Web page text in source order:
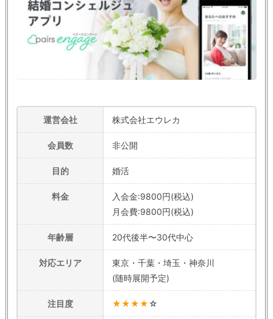
運営会社 株式会社エウレカ
会員数 非公開
目的 婚活
料金
入会金:9800円(税込)
月会費:9800円(税込)
年齢層 20代後半〜30代中心
対応エリア
東京・千葉・埼玉・神奈川
(随時展開予定)
注目度 ★★★★☆